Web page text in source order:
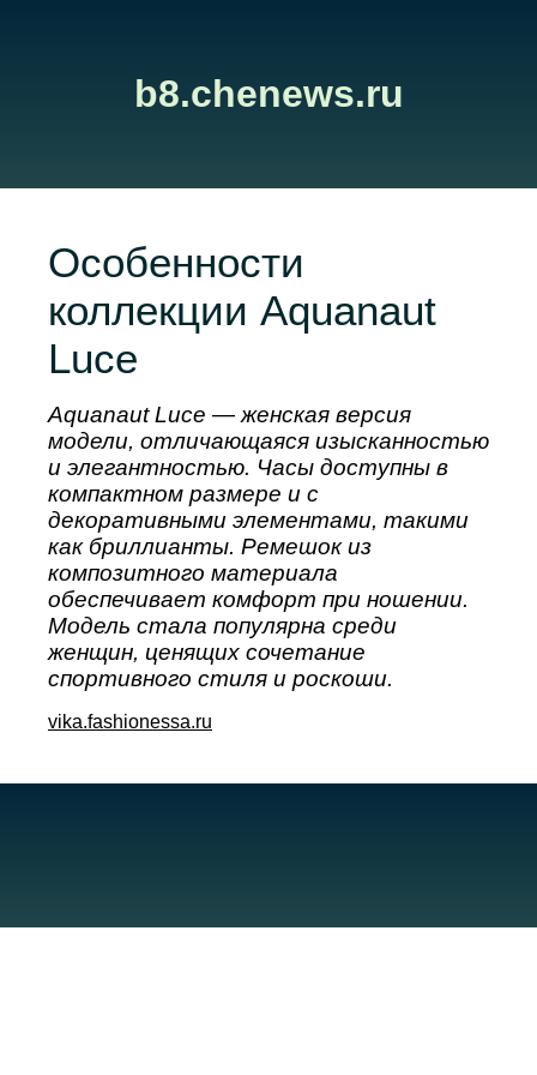
b8.chenews.ru
Особенности
коллекции Aquanaut
Luce
Aquanaut Luce — женская версия
модели, отличающаяся изысканностью
и элегантностью. Часы доступны в
компактном размере и с
декоративными элементами, такими
как бриллианты. Ремешок из
композитного материала
обеспечивает комфорт при ношении.
Модель стала популярна среди
женщин, ценящих сочетание
спортивного стиля и роскоши.
vika.fashionessa.ru